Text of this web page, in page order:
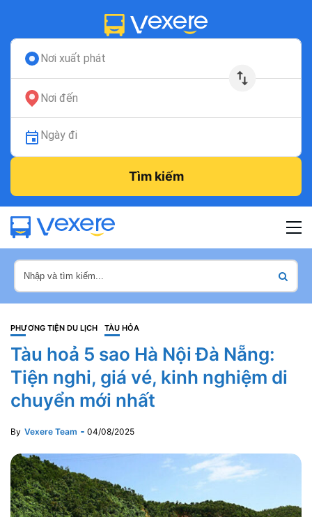
Nơi xuất phát
Nơi đến
Ngày đi
Tìm kiếm
PHƯƠNG TIỆN DU LỊCH TÀU HỎA
Tàu hoả 5 sao Hà Nội Đà Nẵng:
Tiện nghi, giá vé, kinh nghiệm di
chuyển mới nhất
By Vexere Team 04/08/2025